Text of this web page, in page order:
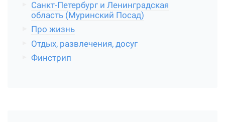
Санкт-Петербург и Ленинградская
область (Муринский Посад)
Про жизнь
Отдых, развлечения, досуг
Финстрип